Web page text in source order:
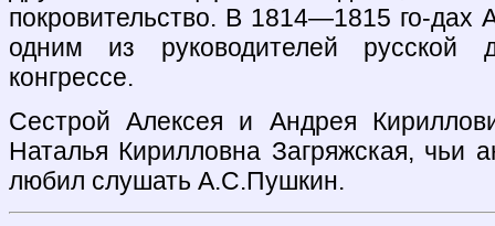
покровительство. В 1814—1815 го-дах
одним из руководителей русской
конгрессе.
Сестрой Алексея и Андрея
Наталья Кирилловна Загряжская, чьи
любил слушать А.С.Пушкин.